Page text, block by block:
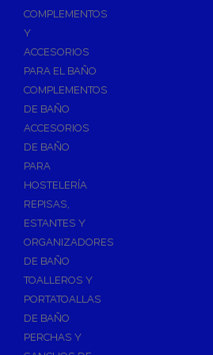
Válvulas para Calefacción
Válv. Mezcladora Termostática
Válvulas Motorizadas
Válvulas de Seguridad
Colectores de Calefacción
Bombas de Calor
Bombas de calor para ACS
Cocinas
Extractores de Cocina
Fregaderos
Grifería de Fregadero
Recambios de fregadero
Contra Incendios
COMPLEMENTOS
Y
ACCESORIOS
PARA EL BAÑO
COMPLEMENTOS
DE BAÑO
ACCESORIOS
DE BAÑO
PARA
HOSTELERÍA
REPISAS,
ESTANTES Y
ORGANIZADORES
DE BAÑO
TOALLEROS Y
PORTATOALLAS
DE BAÑO
PERCHAS Y